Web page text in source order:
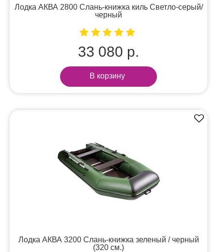
Лодка АКВА 2800 Слань-книжка киль Светло-серый/
черный
33 080 р.
В корзину
Лодка АКВА 3200 Слань-книжка зеленый / черный
(320 см.)